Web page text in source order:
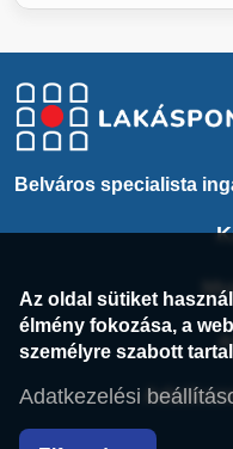
Belváros specialista
Az oldal sütiket
élmény fokozása, a
személyre szabott
Adatkezelési